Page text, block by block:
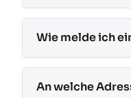
Wie melde ich
An welche